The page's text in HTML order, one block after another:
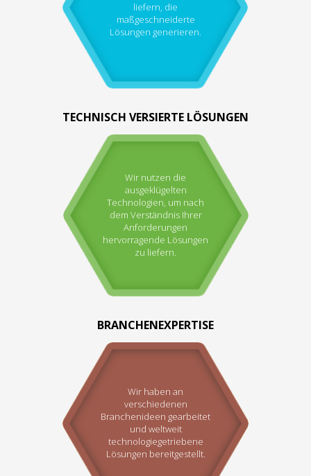
liefern, die
maßgeschneiderte
Lösungen generieren.
TECHNISCH VERSIERTE LÖSUNGEN
Wir nutzen die
ausgeklügelten
Technologien, um nach
dem Verständnis Ihrer
Anforderungen
hervorragende Lösungen
zu liefern.
BRANCHENEXPERTISE
Wir haben an
verschiedenen
Branchenideen gearbeitet
und weltweit
technologiegetriebene
Lösungen bereitgestellt.